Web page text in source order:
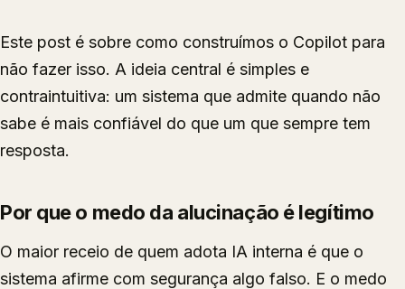
Este post é sobre como construímos o Copilot para
não fazer isso. A ideia central é simples e
contraintuitiva: um sistema que admite quando não
sabe é mais confiável do que um que sempre tem
resposta.
Por que o medo da alucinação é legítimo
O maior receio de quem adota IA interna é que o
sistema afirme com segurança algo falso. E o medo